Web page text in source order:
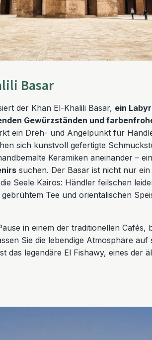
Basar
der Khan El-Khalili Basar, ein
Gewürzständen und
ein Dreh- und Angelpunkt für
sich kunstvoll gefertigte
Keramiken aneinander –
suchen. Der Basar ist nicht nur
Seele Kairos: Händler feilschen
Tee und orientalischen
in einem der traditionellen Cafés,
Sie die lebendige Atmosphäre auf
das legendäre El Fishawy, eines der